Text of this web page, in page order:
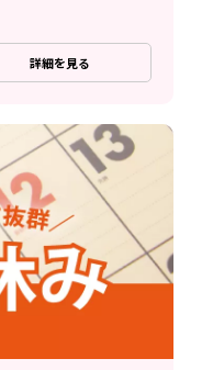
詳細を見る